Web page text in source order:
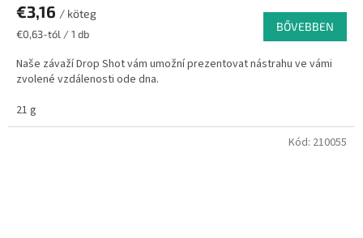
€3,16 / köteg
Egységár:
€0,63-tól / 1 db
BŐVEBBEN
Naše závaží Drop Shot vám umožní prezentovat nástrahu ve vámi
zvolené vzdálenosti ode dna.
21 g
Kód: 210055